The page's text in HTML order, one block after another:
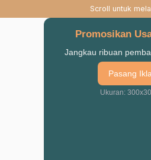
Scroll untuk
Promosikan
Jangkau ribuan
Pasang
Ukuran: